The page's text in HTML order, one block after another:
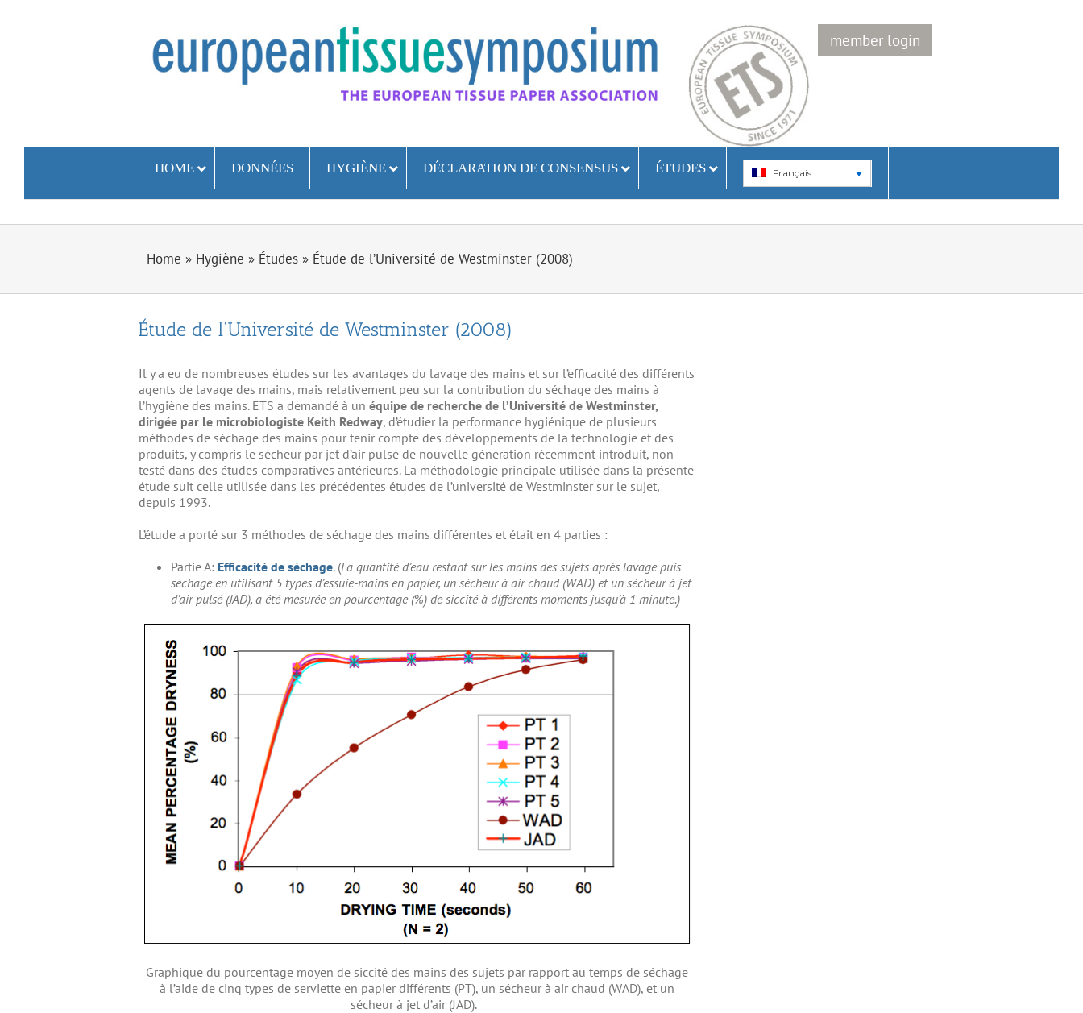
member login
HOME DONNÉES HYGIÈNE DÉCLARATION DE CONSENSUS ÉTUDES Français
Home » Hygiène » Études » Étude de l’Université de Westminster (2008)
Étude de l’Université de Westminster (2008)
Il y a eu de nombreuses études sur les avantages du lavage des mains et sur l’efficacité des différents
agents de lavage des mains, mais relativement peu sur la contribution du séchage des mains à
l’hygiène des mains. ETS a demandé à un équipe de recherche de l’Université de Westminster,
dirigée par le microbiologiste Keith Redway, d’étudier la performance hygiénique de plusieurs
méthodes de séchage des mains pour tenir compte des développements de la technologie et des
produits, y compris le sécheur par jet d’air pulsé de nouvelle génération récemment introduit, non
testé dans des études comparatives antérieures. La méthodologie principale utilisée dans la présente
étude suit celle utilisée dans les précédentes études de l’université de Westminster sur le sujet,
depuis 1993.
L’étude a porté sur 3 méthodes de séchage des mains différentes et était en 4 parties :
Partie A: Efficacité de séchage. (La quantité d’eau restant sur les mains des sujets après lavage puis
séchage en utilisant 5 types d’essuie-mains en papier, un sécheur à air chaud (WAD) et un sécheur à jet
d’air pulsé (JAD), a été mesurée en pourcentage (%) de siccité à différents moments jusqu’à 1 minute.)
Graphique du pourcentage moyen de siccité des mains des sujets par rapport au temps de séchage
à l’aide de cinq types de serviette en papier différents (PT), un sécheur à air chaud (WAD), et un
sécheur à jet d’air (JAD).